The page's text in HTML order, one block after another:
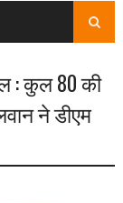
: कुल 80 की
ने डीएम